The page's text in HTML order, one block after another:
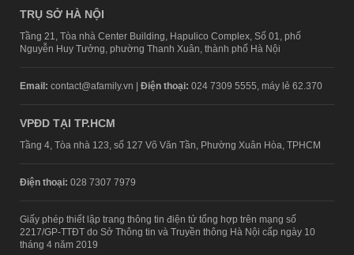
TRỤ SỞ HÀ NỘI
Tầng 21, Tòa nhà Center Building, Hapulico Complex, Số 01, phố
Nguyễn Huy Tưởng, phường Thanh Xuân, thành phố Hà Nội
Email: contact@afamily.vn | Điện thoại: 024 7309 5555, máy lẻ 62.370
VPĐD TẠI TP.HCM
Tầng 4, Tòa nhà 123, số 127 Võ Văn Tần, Phường Xuân Hòa, TPHCM
Điện thoại: 028 7307 7979
Giấy phép thiết lập trang thông tin điện tử tổng hợp trên mạng số
2217/GP-TTĐT do Sở Thông tin và Truyền thông Hà Nội cấp ngày 10
tháng 4 năm 2019